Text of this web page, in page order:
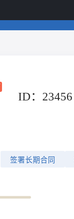
ID：23456
签署长期合同